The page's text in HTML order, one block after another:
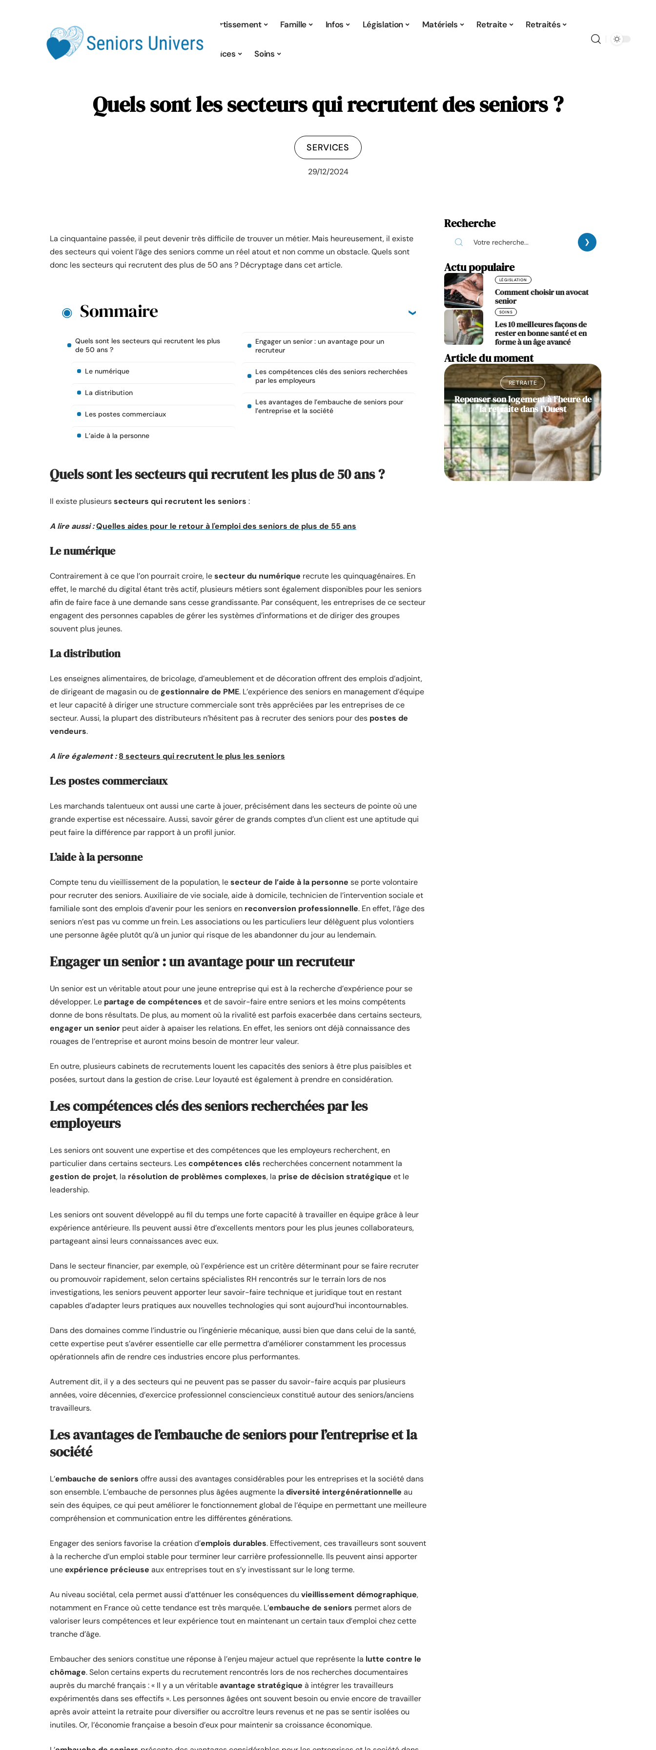
Divertissement Famille Infos Législation Matériels Retraite Retraités
Services Soins
Quels sont les secteurs qui recrutent des seniors ?
SERVICES
29/12/2024
La cinquantaine passée, il peut devenir très difficile de trouver un métier. Mais heureusement, il existe
des secteurs qui voient l’âge des seniors comme un réel atout et non comme un obstacle. Quels sont
donc les secteurs qui recrutent des plus de 50 ans ? Décryptage dans cet article.
Sommaire
Quels sont les secteurs qui recrutent les plus
de 50 ans ?
Le numérique
La distribution
Les postes commerciaux
L’aide à la personne
Engager un senior : un avantage pour un
recruteur
Les compétences clés des seniors recherchées
par les employeurs
Les avantages de l’embauche de seniors pour
l’entreprise et la société
Quels sont les secteurs qui recrutent les plus de 50 ans ?
Il existe plusieurssecteurs qui recrutent les seniors :
A lire aussi :Quelles aides pour le retour à l'emploi des seniors de plus de 55 ans
Le numérique
Contrairement à ce que l’on pourrait croire, lesecteur du numérique recrute les quinquagénaires. En
effet, le marché du digital étant très actif, plusieurs métiers sont également disponibles pour les seniors
afin de faire face à une demande sans cesse grandissante. Par conséquent, les entreprises de ce secteur
engagent des personnes capables de gérer les systèmes d’informations et de diriger des groupes
souvent plus jeunes.
La distribution
Les enseignes alimentaires, de bricolage, d’ameublement et de décoration offrent des emplois d’adjoint,
de dirigeant de magasin ou degestionnaire de PME. L’expérience des seniors en management d’équipe
et leur capacité à diriger une structure commerciale sont très appréciées par les entreprises de ce
secteur. Aussi, la plupart des distributeurs n’hésitent pas à recruter des seniors pour des postes de
vendeurs.
A lire également : 8 secteurs qui recrutent le plus les seniors
Les postes commerciaux
Les marchands talentueux ont aussi une carte à jouer, précisément dans les secteurs de pointe où une
grande expertise est nécessaire. Aussi, savoir gérer de grands comptes d’un client est une aptitude qui
peut faire la différence par rapport à un profil junior.
L’aide à la personne
Compte tenu du vieillissement de la population, lesecteur de l’aide à la personne se porte volontaire
pour recruter des seniors. Auxiliaire de vie sociale, aide à domicile, technicien de l’intervention sociale et
familiale sont des emplois d’avenir pour les seniors en reconversion professionnelle. En effet, l’âge des
seniors n’est pas vu comme un frein. Les associations ou les particuliers leur délèguent plus volontiers
une personne âgée plutôt qu’à un junior qui risque de les abandonner du jour au lendemain.
Engager un senior : un avantage pour un recruteur
Un senior est un véritable atout pour une jeune entreprise qui est à la recherche d’expérience pour se
développer. Le partage de compétences et de savoir-faire entre seniors et les moins compétents
donne de bons résultats. De plus, au moment où la rivalité est parfois exacerbée dans certains secteurs,
engager un senior peut aider à apaiser les relations. En effet, les seniors ont déjà connaissance des
rouages de l’entreprise et auront moins besoin de montrer leur valeur.
En outre, plusieurs cabinets de recrutements louent les capacités des seniors à être plus paisibles et
posées, surtout dans la gestion de crise. Leur loyauté est également à prendre en considération.
Les compétences clés des seniors recherchées par les
employeurs
Les seniors ont souvent une expertise et des compétences que les employeurs recherchent, en
particulier dans certains secteurs. Lescompétences clés recherchées concernent notamment la
gestion de projet, la résolution de problèmes complexes, la prise de décision stratégique et le
leadership.
Les seniors ont souvent développé au fil du temps une forte capacité à travailler en équipe grâce à leur
expérience antérieure. Ils peuvent aussi être d’excellents mentors pour les plus jeunes collaborateurs,
partageant ainsi leurs connaissances avec eux.
Dans le secteur financier, par exemple, où l’expérience est un critère déterminant pour se faire recruter
ou promouvoir rapidement, selon certains spécialistes RH rencontrés sur le terrain lors de nos
investigations, les seniors peuvent apporter leur savoir-faire technique et juridique tout en restant
capables d’adapter leurs pratiques aux nouvelles technologies qui sont aujourd’hui incontournables.
Dans des domaines comme l’industrie ou l’ingénierie mécanique, aussi bien que dans celui de la santé,
cette expertise peut s’avérer essentielle car elle permettra d’améliorer constamment les processus
opérationnels afin de rendre ces industries encore plus performantes.
Autrement dit, il y a des secteurs qui ne peuvent pas se passer du savoir-faire acquis par plusieurs
années, voire décennies, d’exercice professionnel consciencieux constitué autour des seniors/anciens
travailleurs.
Les avantages de l’embauche de seniors pour l’entreprise et la
société
L’embauche de seniors offre aussi des avantages considérables pour les entreprises et la société dans
son ensemble. L’embauche de personnes plus âgées augmente la diversité intergénérationnelle au
sein des équipes, ce qui peut améliorer le fonctionnement global de l’équipe en permettant une meilleure
compréhension et communication entre les différentes générations.
Engager des seniors favorise la création d’emplois durables. Effectivement, ces travailleurs sont souvent
à la recherche d’un emploi stable pour terminer leur carrière professionnelle. Ils peuvent ainsi apporter
uneexpérience précieuse aux entreprises tout en s’y investissant sur le long terme.
Au niveau sociétal, cela permet aussi d’atténuer les conséquences du vieillissement démographique,
notamment en France où cette tendance est très marquée. L’embauche de seniors permet alors de
valoriser leurs compétences et leur expérience tout en maintenant un certain taux d’emploi chez cette
tranche d’âge.
Embaucher des seniors constitue une réponse à l’enjeu majeur actuel que représente la lutte contre le
chômage. Selon certains experts du recrutement rencontrés lors de nos recherches documentaires
auprès du marché français : « Il y a un véritableavantage stratégique à intégrer les travailleurs
expérimentés dans ses effectifs ». Les personnes âgées ont souvent besoin ou envie encore de travailler
après avoir atteint la retraite pour diversifier ou accroître leurs revenus et ne pas se sentir isolées ou
inutiles. Or, l’économie française a besoin d’eux pour maintenir sa croissance économique.
Recherche
Actu populaire
LÉGISLATION
Comment choisir un avocat
senior
SOINS
Les 10 meilleures façons de
rester en bonne santé et en
forme à un âge avancé
Article du moment
RETRAITE
Repenser son logement à l’heure de
la retraite dans l’Ouest